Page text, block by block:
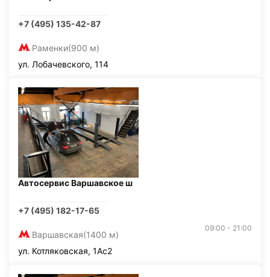
+7 (495) 135-42-87
Раменки(900 м)
ул. Лобачевского, 114
Автосервис Варшавское ш
+7 (495) 182-17-65
Варшавская(1400 м)
09:00 - 21:00
ул. Котляковская, 1Ас2